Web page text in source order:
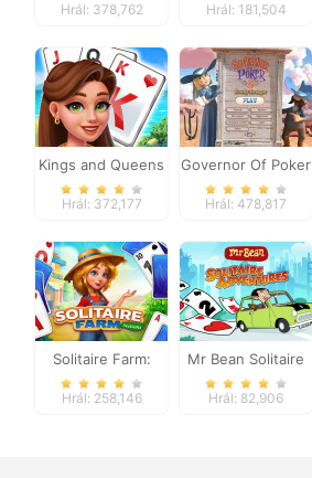
Hrál: 378,762 Hrál: 181,504
Kings and Queens
Solitaire Tripeaks
Hrál: 372,177
Governor Of Poker
2
Hrál: 478,817
Solitaire Farm:
Seasons
Hrál: 258,146
Mr Bean Solitaire
Adventures
Hrál: 82,906